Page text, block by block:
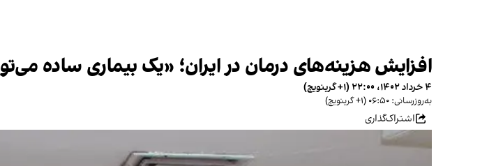
افزایش هزینه‌های درمان در ایران؛ «یک بیماری ساده
۴ خرداد ۱۴۰۲، ۲۲:۰۰ (‎+۱ گرینویچ)
به‌روزرسانی: ۰۶:۵۰ (‎+۱ گرینویچ)
اشتراک‌گذاری